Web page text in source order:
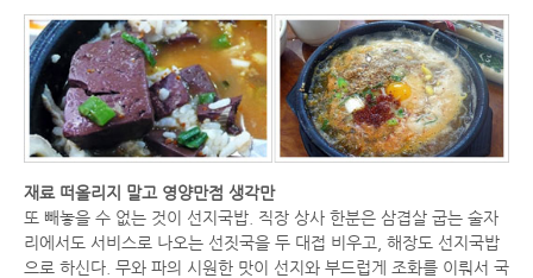
재료 떠올리지 말고 영양만점 생각만
또 빼놓을 수 없는 것이 선지국밥. 직장 상사 한분은 삼겹살 굽는 술자
리에서도 서비스로 나오는 선짓국을 두 대접 비우고, 해장도 선지국밥
으로 하신다. 무와 파의 시원한 맛이 선지와 부드럽게 조화를 이뤄서 국